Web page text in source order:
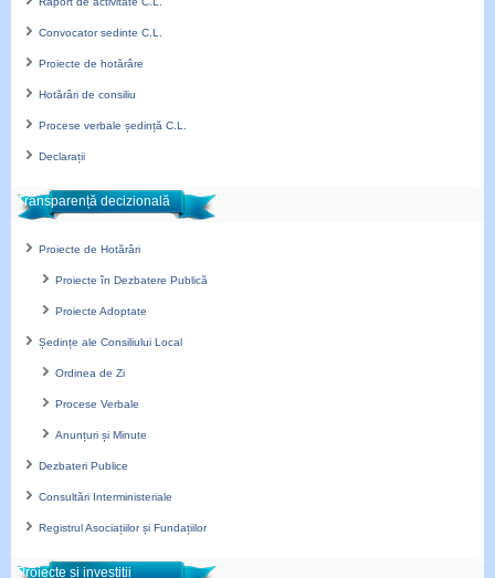
Convocator sedinte C.L.
Proiecte de hotărâre
Hotărâri de consiliu
Procese verbale ședință C.L.
Declarații
Transparență decizională
Proiecte de Hotărâri
Proiecte în Dezbatere Publică
Proiecte Adoptate
Ședințe ale Consiliului Local
Ordinea de Zi
Procese Verbale
Anunțuri și Minute
Dezbateri Publice
Consultări Interministeriale
Registrul Asociațiilor și Fundațiilor
Proiecte și investiții